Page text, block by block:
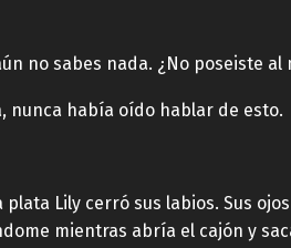
no sabes nada. ¿No poseiste
nunca había oído hablar de esto.
plata Lily cerró sus labios. Sus
mientras abría el cajón y